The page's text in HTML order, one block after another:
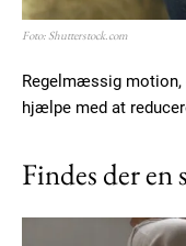
Member
100
Etiam est nibh,
Ut mollis
Foto: Shutterstock.com
Regelmæssig
hjælpe med at
Findes der